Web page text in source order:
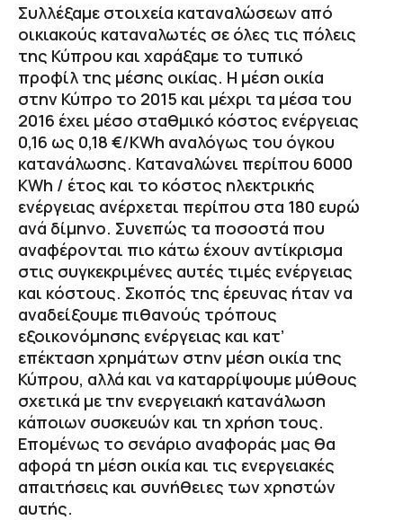
Συλλέξαμε στοιχεία καταναλώσεων από
οικιακούς καταναλωτές σε όλες τις πόλεις
της Κύπρου και χαράξαμε το τυπικό
προφίλ της μέσης οικίας. Η μέση οικία
στην Κύπρο το 2015 και μέχρι τα μέσα του
2016 έχει μέσο σταθμικό κόστος ενέργειας
0,16 ως 0,18 €/KWh αναλόγως του όγκου
κατανάλωσης. Καταναλώνει περίπου 6000
KWh / έτος και το κόστος ηλεκτρικής
ενέργειας ανέρχεται περίπου στα 180 ευρώ
ανά δίμηνο. Συνεπώς τα ποσοστά που
αναφέρονται πιο κάτω έχουν αντίκρισμα
στις συγκεκριμένες αυτές τιμές ενέργειας
και κόστους. Σκοπός της έρευνας ήταν να
αναδείξουμε πιθανούς τρόπους
εξοικονόμησης ενέργειας και κατ’
επέκταση χρημάτων στην μέση οικία της
Κύπρου, αλλά και να καταρρίψουμε μύθους
σχετικά με την ενεργειακή κατανάλωση
κάποιων συσκευών και τη χρήση τους.
Επομένως το σενάριο αναφοράς μας θα
αφορά τη μέση οικία και τις ενεργειακές
απαιτήσεις και συνήθειες των χρηστών
αυτής.